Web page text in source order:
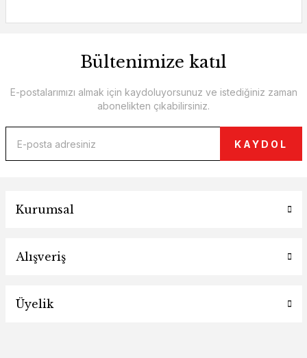
Bültenimize katıl
E-postalarımızı almak için kaydoluyorsunuz ve istediğiniz zaman
abonelikten çıkabilirsiniz.
KAYDOL
Kurumsal
Alışveriş
Üyelik